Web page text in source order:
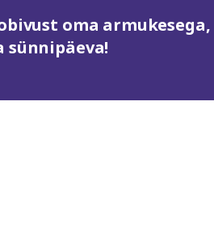
oma armukesega,
sünnipäeva!